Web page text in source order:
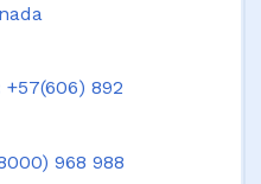
+57(606) 892
968 988